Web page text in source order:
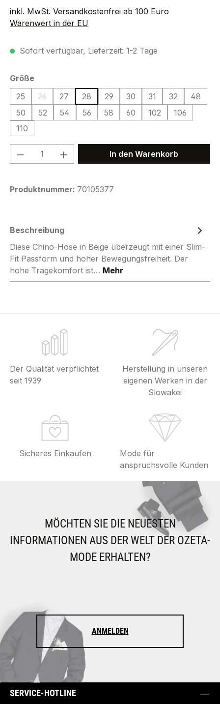
inkl. MwSt. Versandkostenfrei ab 100 Euro
Warenwert in der EU
Sofort verfügbar, Lieferzeit: 1-2 Tage
Größeauswählen
25
26
(Diese Option ist zurzeit nicht verfügbar.)
27 28 29 30 31 32
48
50
52 54 56 58 60 102
106
110
Produkt Anzahl: Gib denIn den Warenkorb
Produktnummer: 70105377
Beschreibung
Diese Chino-Hose in Beige überzeugt mit einer Slim-
Fit Passform und hoher Bewegungsfreiheit. Der
hohe Tragekomfort ist… Mehr
Der Qualität verpflichtet
seit 1939
Herstellung in unseren
eigenen Werken in der
Slowakei
Sicheres Einkaufen
Mode für
anspruchsvolle Kunden
MÖCHTEN SIE DIE NEUESTEN
INFORMATIONEN AUS DER WELT DER OZETA-
MODE ERHALTEN?
ANMELDEN
SERVICE-HOTLINE